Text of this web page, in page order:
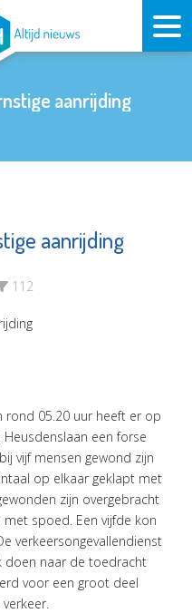
aanrijding
aanrijding
112
rond 05.20 uur heeft er op
Heusdenslaan een forse
vijf mensen gewond zijn
op elkaar geklapt met
zijn overgebracht
spoed. Een vijfde kon
verkeersongevallendienst
doen naar de toedracht
voor een groot deel